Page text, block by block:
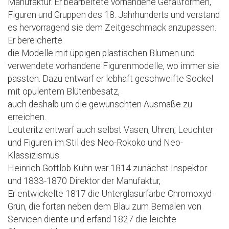
Manufaktur. Er bearbeitete vorhandene Gefäßformen,
Figuren und Gruppen des 18. Jahrhunderts und verstand
es hervorragend sie dem Zeitgeschmack anzupassen.
Er bereicherte
die Modelle mit üppigen plastischen Blumen und
verwendete vorhandene Figurenmodelle, wo immer sie
passten. Dazu entwarf er lebhaft geschweifte Sockel
mit opulentem Blütenbesatz,
auch deshalb um die gewünschten Ausmaße zu
erreichen.
Leuteritz entwarf auch selbst Vasen, Uhren, Leuchter
und Figuren im Stil des Neo-Rokoko und Neo-
Klassizismus.
Heinrich Gottlob Kühn war 1814 zunächst Inspektor
und 1833-1870 Direktor der Manufaktur,
Er entwickelte 1817 die Unterglasurfarbe Chromoxyd-
Grün, die fortan neben dem Blau zum Bemalen von
Servicen diente und erfand 1827 die leichte